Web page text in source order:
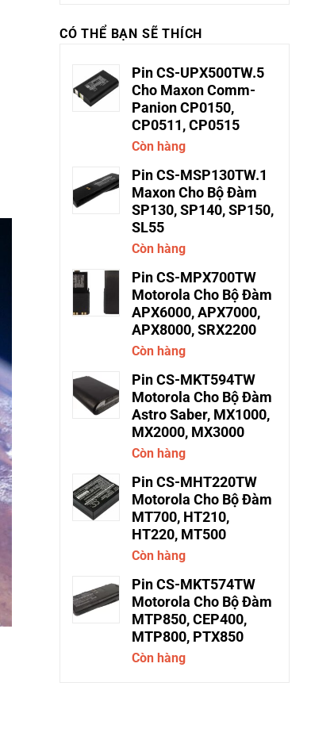
CÓ THỂ BẠN SẼ THÍCH
Pin CS-UPX500TW.5
Cho Maxon Comm-
Panion CP0150,
CP0511, CP0515
Còn hàng
Pin CS-MSP130TW.1
Maxon Cho Bộ Đàm
SP130, SP140, SP150,
SL55
Còn hàng
Pin CS-MPX700TW
Motorola Cho Bộ Đàm
APX6000, APX7000,
APX8000, SRX2200
Còn hàng
Pin CS-MKT594TW
Motorola Cho Bộ Đàm
Astro Saber, MX1000,
MX2000, MX3000
Còn hàng
Pin CS-MHT220TW
Motorola Cho Bộ Đàm
MT700, HT210,
HT220, MT500
Còn hàng
Pin CS-MKT574TW
Motorola Cho Bộ Đàm
MTP850, CEP400,
MTP800, PTX850
Còn hàng